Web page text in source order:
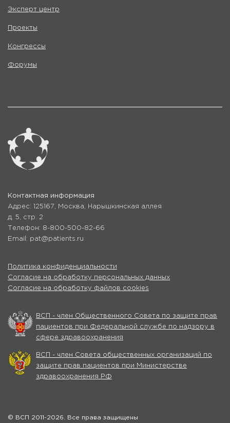
Эксперт центр
Проекты
Конгрессы
Форумы
Контактная информация
Адрес: 125167, Москва, Нарышкинская аллея
д. 5, стр. 2
Телефон: 8-800-500-82-66
Email: pat@patients.ru
Политика конфиденциальности
Согласие на обработку персональных данных
Согласие на обработку файлов cookies
ВСП - член Общественного Совета по защите прав
пациентов при Федеральной службе по надзору в
сфере здравоохранения
ВСП - член Совета общественных организаций по
защите прав пациентов при Министерстве
здравоохранения РФ
© ВСП 2011-2026. Все права защищены